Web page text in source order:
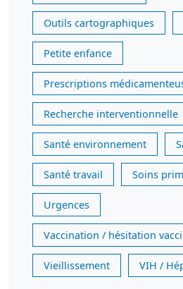
Outils cartographiques
Petite enfance
Prescriptions
Recherche interventionnelle
Santé environnement
Santé travail Soins
Urgences
Vaccination / hésitation
Vieillissement VIH /